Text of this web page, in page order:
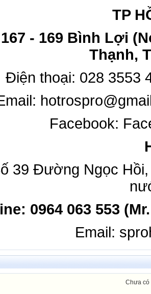
TP
- 169 Bình Lợi
Thạnh,
Điện thoại: 028 3553
Facebook:
39 Đường Ngọc
0964 063 553
Email:
Chưa có